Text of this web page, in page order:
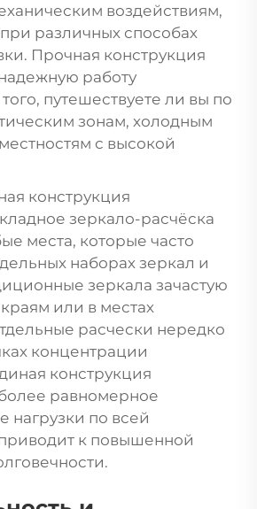
воздействиям,
различных способах
Прочная конструкция
работу
путешествуете ли вы по
зонам, холодным
с высокой
конструкция
зеркало-расчёска
места, которые часто
наборах зеркал и
зеркала зачастую
или в местах
расчески нередко
концентрации
конструкция
равномерное
нагрузки по всей
приводит к повышенной